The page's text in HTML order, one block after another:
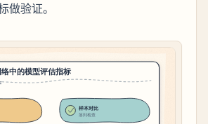
做验证。